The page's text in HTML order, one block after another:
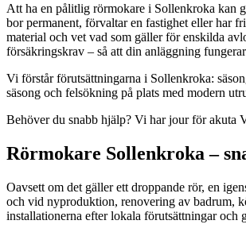
Att ha en pålitlig rörmokare i Sollenkroka kan
bor permanent, förvaltar en fastighet eller har
material och vet vad som gäller för enskilda
försäkringskrav – så att din anläggning
Vi förstår förutsättningarna i Sollenkroka:
säsong och felsökning på plats med modern
Behöver du snabb hjälp? Vi har jour för akuta
Rörmokare Sollenkroka –
Oavsett om det gäller ett droppande rör, en
och vid nyproduktion, renovering av badrum,
installationerna efter lokala förutsättningar och